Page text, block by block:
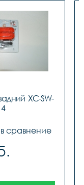
XC-SW-
4
сравнение